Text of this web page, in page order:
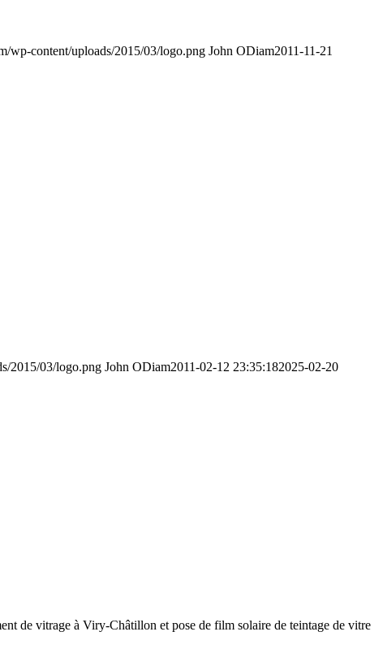
wp-content/uploads/2015/03/logo.png John ODiam2011-11-21
2015/03/logo.png John ODiam2011-02-12 23:35:182025-02-20
de vitrage à Viry-Châtillon et pose de film solaire de teintage de vitre